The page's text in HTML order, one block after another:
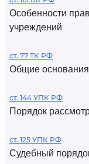
Особенности
учреждений
ст. 77 ТК РФ
Общие основания
ст. 144 УПК РФ
Порядок
ст. 125 УПК РФ
Судебный